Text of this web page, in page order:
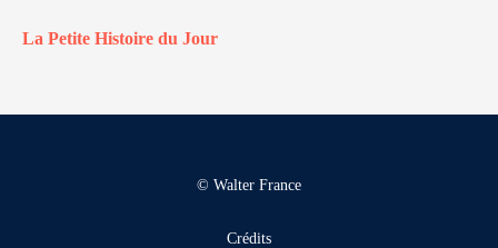
La Petite Histoire du Jour
© Walter France
Crédits